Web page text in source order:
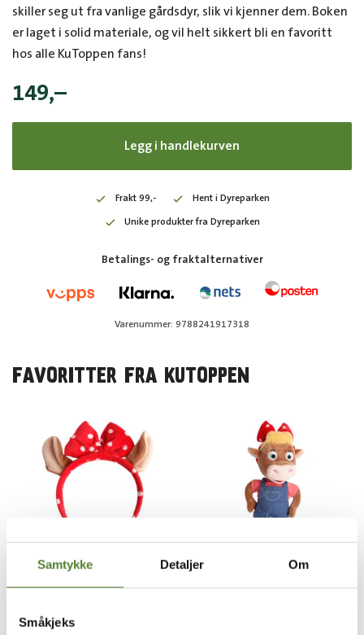
Samtykke Detaljer Om
Småkjeks
skiller seg ut fra vanlige gårdsdyr, slik vi kjenner dem. Boken
er laget i solid materiale, og vil helt sikkert bli en favoritt
hos alle KuToppen fans!
149,–
Legg i handlekurven
Frakt 99,- Hent i Dyreparken
Unike produkter fra Dyreparken
Betalings- og fraktalternativer
Varenummer: 9788241917318
FAVORITTER FRA KUTOPPEN
KuToppen
KUTOPPEN
KuToppen